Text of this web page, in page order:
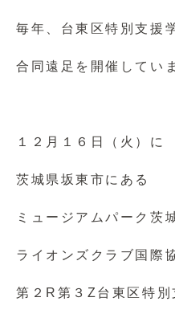
毎年、台東区特別支援
合同遠足を開催してい
１２月１６日（火）に
茨城県坂東市にある
ミュージアムパーク茨
ライオンズクラブ国際
第２R第３Z台東区特別